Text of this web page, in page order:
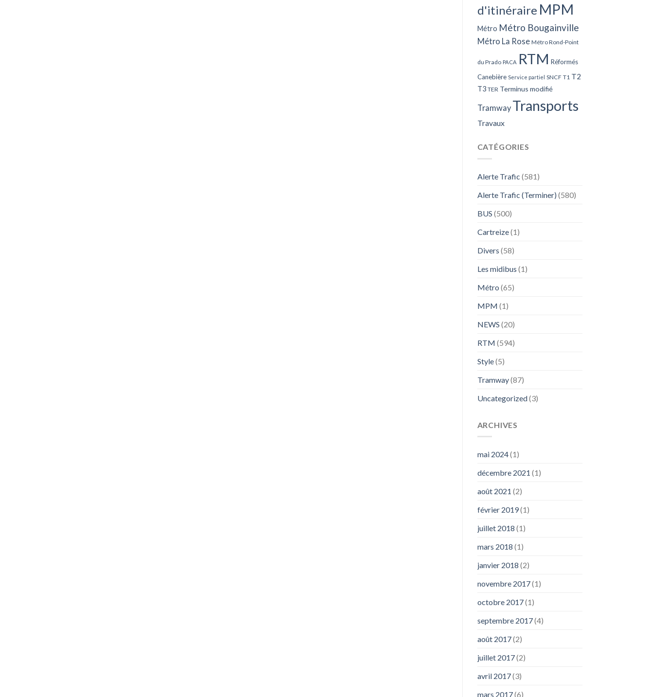
d'itinéraire MPM
Métro Métro Bougainville
Métro La Rose Métro Rond-Point
du Prado PACA RTM Réformés
Canebière Service partiel SNCF T1 T2
T3 TER Terminus modifié
Tramway Transports
Travaux
CATÉGORIES
Alerte Trafic (581)
Alerte Trafic (Terminer) (580)
BUS (500)
Cartreize(1)
Divers (58)
Les midibus (1)
Métro (65)
MPM (1)
NEWS (20)
RTM (594)
Style(5)
Tramway(87)
Uncategorized(3)
ARCHIVES
mai 2024(1)
décembre 2021 (1)
août 2021 (2)
février 2019(1)
juillet 2018 (1)
mars 2018 (1)
janvier 2018 (2)
novembre 2017(1)
octobre 2017(1)
septembre 2017(4)
août 2017(2)
juillet 2017(2)
avril 2017(3)
mars 2017(6)